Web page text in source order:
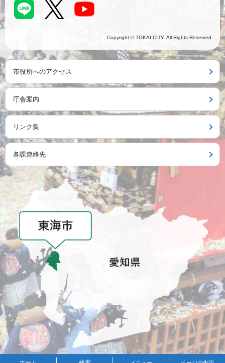
Copyright © TOKAI CITY. All Rights Reserved.
市役所へのアクセス
庁舎案内
リンク集
各課連絡先